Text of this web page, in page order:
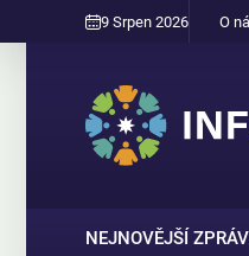
9 Srpen 2026 O
NEJNOVĚJŠÍ